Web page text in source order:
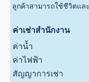
ลูกค้าสามารถใช้ชีวิตแล
ค่าเช่าสำนักงาน
ค่าน้ำ
ค่าไฟฟ้า
สัญญาการเช่า